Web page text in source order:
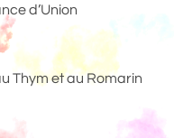
d’Union
Thym et au Romarin